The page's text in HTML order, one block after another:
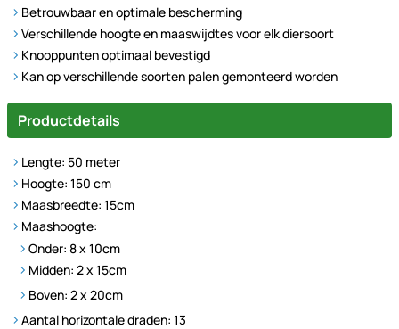
Betrouwbaar en optimale bescherming
Verschillende hoogte en maaswijdtes voor elk diersoort
Knooppunten optimaal bevestigd
Kan op verschillende soorten palen gemonteerd worden
Productdetails
Lengte: 50 meter
Hoogte: 150 cm
Maasbreedte: 15cm
Maashoogte:
Onder: 8 x 10cm
Midden: 2 x 15cm
Boven: 2 x 20cm
Aantal horizontale draden: 13